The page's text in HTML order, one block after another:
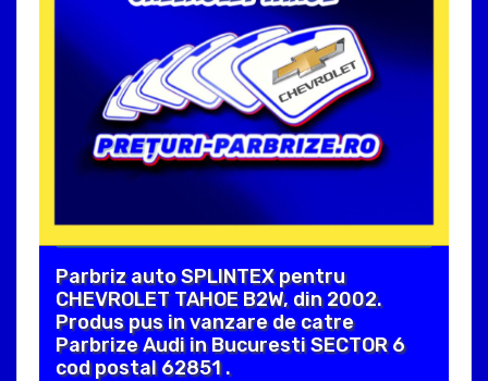
Parbriz auto SPLINTEX pentru
CHEVROLET TAHOE B2W, din 2002.
Produs pus in vanzare de catre
Parbrize Audi in Bucuresti SECTOR 6
cod postal 62851 .